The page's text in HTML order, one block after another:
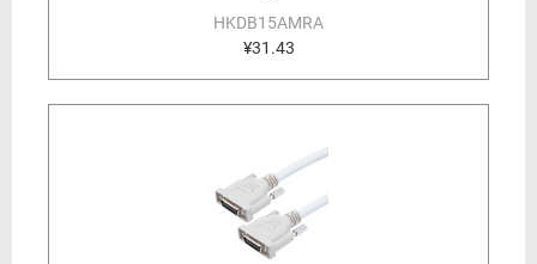
HKDB15AMRA
¥31.43